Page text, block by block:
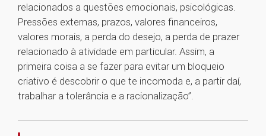
relacionados a questões emocionais, psicológicas.
Pressões externas, prazos, valores financeiros,
valores morais, a perda do desejo, a perda de prazer
relacionado à atividade em particular. Assim, a
primeira coisa a se fazer para evitar um bloqueio
criativo é descobrir o que te incomoda e, a partir daí,
trabalhar a tolerância e a racionalização”.
1